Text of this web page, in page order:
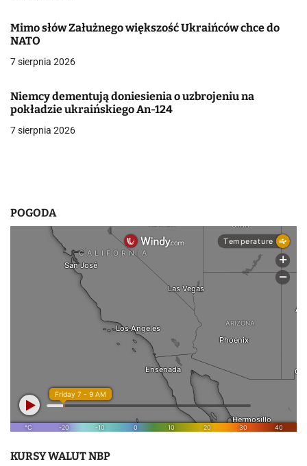
a
w
i
s
Mimo słów Załużnego większość Ukraińców chce do
NATO
7 sierpnia 2026
Niemcy dementują doniesienia o uzbrojeniu na
pokładzie ukraińskiego An-124
7 sierpnia 2026
POGODA
KURSY WALUT NBP